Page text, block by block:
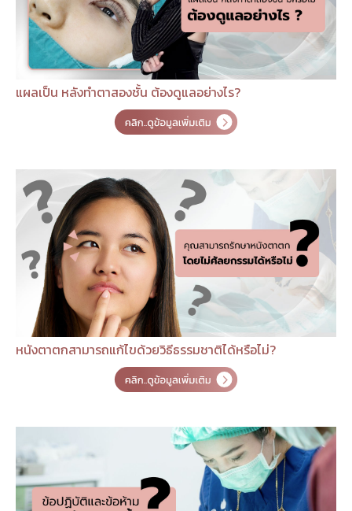
แผลเป็น หลังทำตาสองชั้น ต้องดูแลอย่างไร?
หนังตาตกสามารถแก้ไขด้วยวิธีธรรมชาติได้หรือไม่?